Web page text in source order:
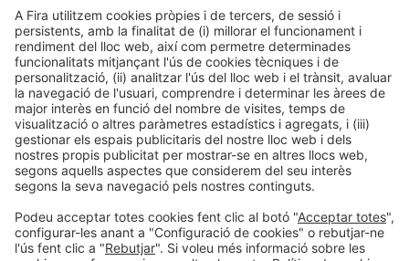
Informació legalAvís legal Política de privacitatPolítica de cookies